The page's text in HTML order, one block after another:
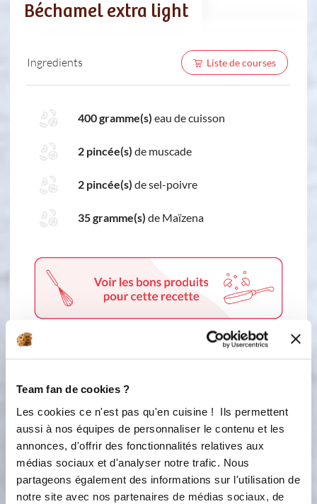
Team fan de cookies ?
Les cookies ce n'est pas qu'en cuisine ! Ils permettent
aussi à nos équipes de personnaliser le contenu et les
annonces, d'offrir des fonctionnalités relatives aux
médias sociaux et d'analyser notre trafic. Nous
partageons également des informations sur l'utilisation de
notre site avec nos partenaires de médias sociaux, de
Béchamel extra light
Ingredients Liste de courses
400 gramme(s) eau de cuisson
2 pincée(s) de muscade
2 pincée(s) de sel-poivre
35 gramme(s) de Maïzena
1
Dans le bol contenant le jus de
cuisson, insérer le fouet et refermer
avec le couvercle (attention!! Là aussi
on fixe les accessoires en dehors du
robot pour préserver la balance) OU